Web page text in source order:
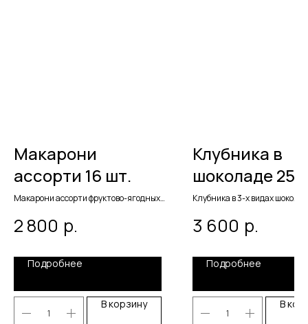
Макарони
ассорти 16 шт.
Макарони ассорти фруктово-ягодных
2 800 р.
Подробнее
В корзину
Клубника в
шоколаде 25
Клубника в 3-х видах
3 600 р.
Подробнее
В